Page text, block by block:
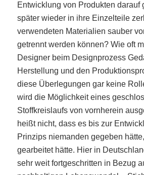
Entwicklung von Produkten darauf
später wieder in ihre Einzelteile
verwendeten Materialien sauber
getrennt werden können? Wie oft
Designer beim Designprozess
Herstellung und den
diese Überlegungen gar keine
wird die Möglichkeit eines
Stoffkreislaufs von vornherein
heißt nicht, dass es bis zur
Prinzips niemanden gegeben
gearbeitet hätte. Hier in
sehr weit fortgeschritten in Bezug